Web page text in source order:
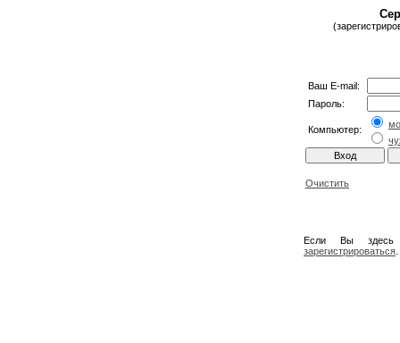
Ваш E-mail:
Пароль:
Компьютер:
Очистить
Если Вы
зарегистрироваться